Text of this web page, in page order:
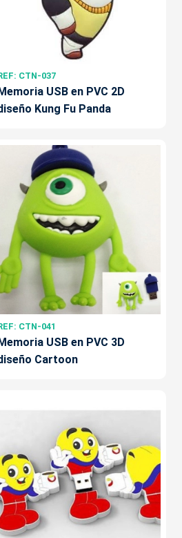
CTN-037
USB en PVC 2D
Kung Fu Panda
CTN-041
USB en PVC 3D
Cartoon